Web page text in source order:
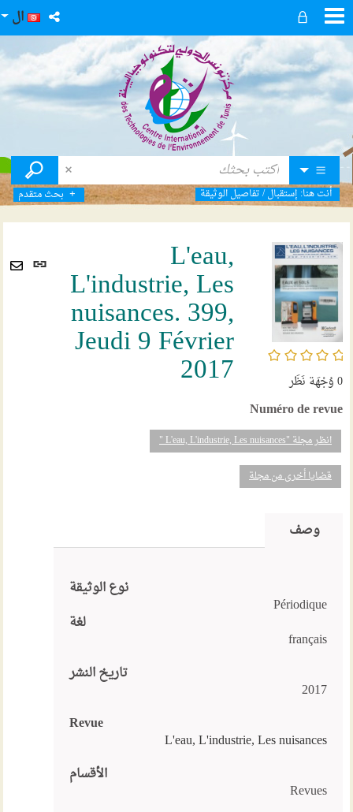
ال
بحث متقدم أنت هنا: إستقبال/تفاصيل الوثيقة
رابط
ثابت Envoyer
par
mail
/5
0وُجْهَة نَظَر
L'eau,
L'industrie, Les
nuisances. 399,
Jeudi 9 Février
2017
Numéro de revue
انظر مجلة "L'eau, L'industrie, Les nuisances "
قضايا أخرى من مجلة
وصف
نوع الوثيقة
Périodique
لغة
français
تاريخ النشر
2017
Revue
L'eau, L'industrie, Les nuisances
الأقسام
Revues